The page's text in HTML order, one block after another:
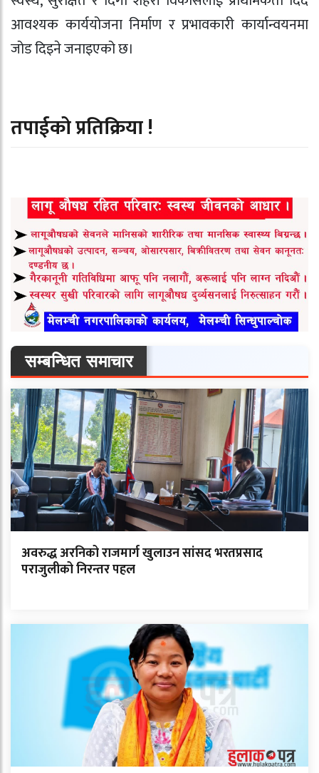
आवश्यक कार्ययोजना निर्माण र प्रभावकारी कार्यान्वयनमा
जोड दिइने जनाइएको छ।
तपाईको प्रतिक्रिया !
सम्बन्धित समाचार
अवरुद्ध अरनिको राजमार्ग खुलाउन सांसद भरतप्रसाद
पराजुलीको निरन्तर पहल